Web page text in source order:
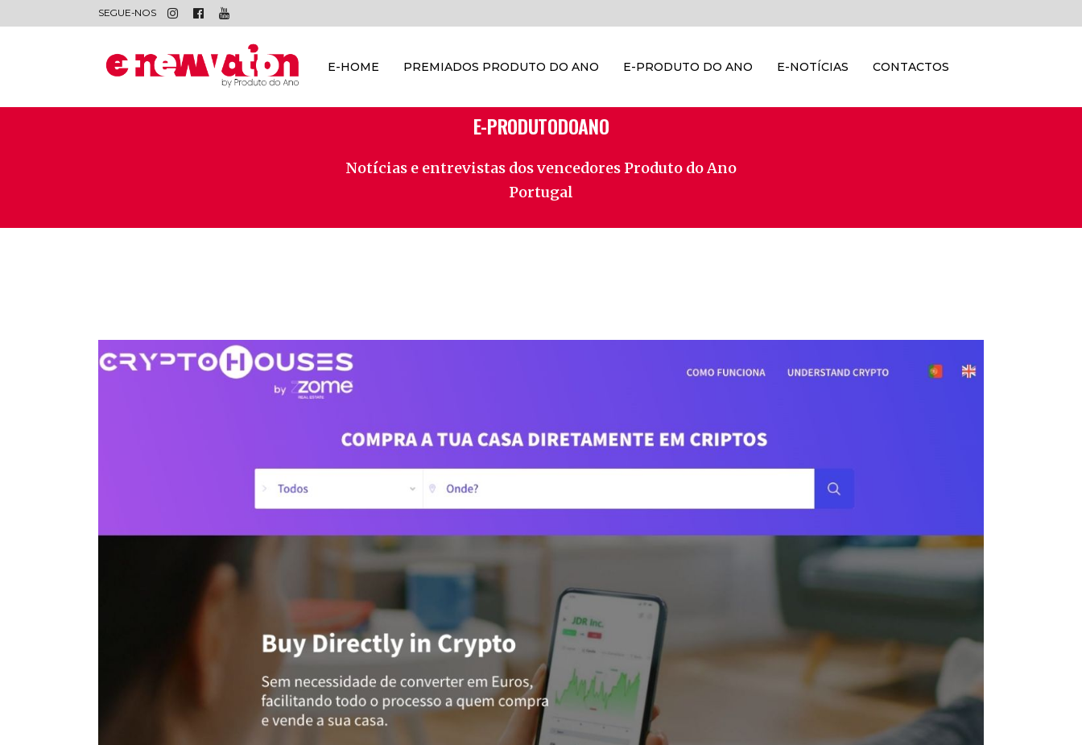
SEGUE-NOS
E-HOME PREMIADOS PRODUTO DO ANO E-PRODUTO DO ANO E-NOTÍCIAS CONTACTOS
E-PRODUTODOANO
Notícias e entrevistas dos vencedores Produto do Ano
Portugal